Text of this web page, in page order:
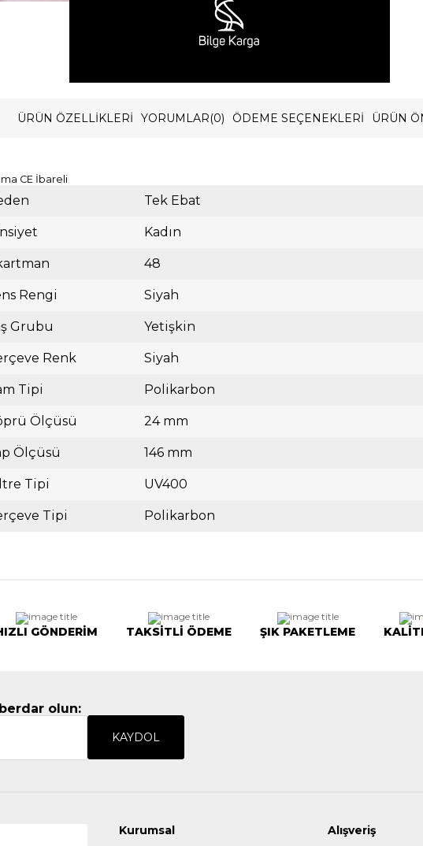
ÜRÜN ÖZELLIKLERI YORUMLAR(0) ÖDEME SEÇENEKLERI ÜRÜN
CE İbareli
Tek Ebat
Kadın
48
Rengi Siyah
Grubu Yetişkin
Renk Siyah
Tipi Polikarbon
Ölçüsü 24 mm
Ölçüsü 146 mm
Tipi UV400
Tipi Polikarbon
GÖNDERİM TAKSİTLİ ÖDEME ŞIK PAKETLEME
olun:
KAYDOL
Kurumsal Alışveriş